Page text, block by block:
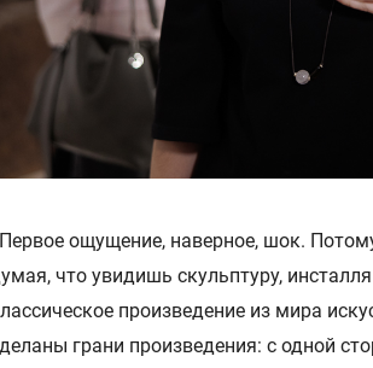
ощущение, наверное, шок.
что увидишь скульптуру,
произведение из мира
грани произведения: с одной